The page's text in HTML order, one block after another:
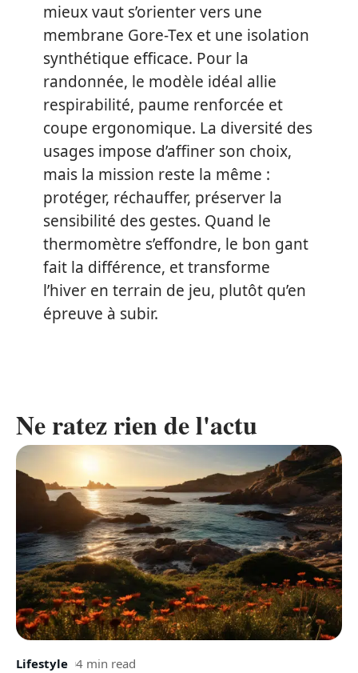
mieux vaut s’orienter vers une
membrane Gore-Tex et une isolation
synthétique efficace. Pour la
randonnée, le modèle idéal allie
respirabilité, paume renforcée et
coupe ergonomique. La diversité des
usages impose d’affiner son choix,
mais la mission reste la même :
protéger, réchauffer, préserver la
sensibilité des gestes. Quand le
thermomètre s’effondre, le bon gant
fait la différence, et transforme
l’hiver en terrain de jeu, plutôt qu’en
épreuve à subir.
Ne ratez rien de l'actu
Lifestyle 4 min read